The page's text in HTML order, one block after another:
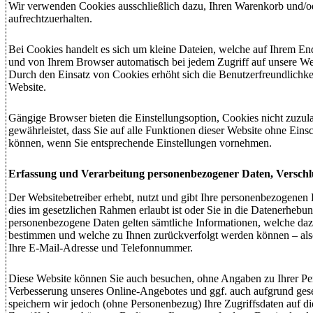
Wir verwenden Cookies ausschließlich dazu, Ihren Warenkorb und/
aufrechtzuerhalten.
Bei Cookies handelt es sich um kleine Dateien, welche auf Ihrem
und von Ihrem Browser automatisch bei jedem Zugriff auf unsere
Durch den Einsatz von Cookies erhöht sich die
Website.
Gängige Browser bieten die Einstellungsoption, Cookies nicht
gewährleistet, dass Sie auf alle Funktionen dieser Website ohne
können, wenn Sie entsprechende Einstellungen vornehmen.
Erfassung und Verarbeitung personenbezogener Daten,
Der Websitebetreiber erhebt, nutzt und gibt Ihre
dies im gesetzlichen Rahmen erlaubt ist oder Sie in die
personenbezogene Daten gelten sämtliche Informationen, welche
bestimmen und welche zu Ihnen zurückverfolgt werden können –
Ihre E-Mail-Adresse und Telefonnummer.
Diese Website können Sie auch besuchen, ohne Angaben zu Ihrer
Verbesserung unseres Online-Angebotes und ggf. auch aufgrund
speichern wir jedoch (ohne Personenbezug) Ihre Zugriffsdaten auf